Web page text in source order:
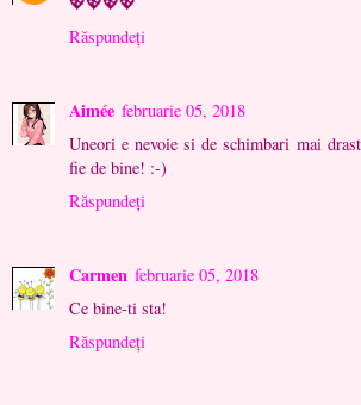
Răspundeți
Aimée februarie 05, 2018
Uneori e nevoie si de schimbari mai
fie de bine! :-)
Răspundeți
Carmen februarie 05, 2018
Ce bine-ti sta!
Răspundeți